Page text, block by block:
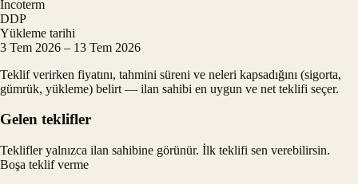
Incoterm
DDP
Yükleme tarihi
3 Tem 2026 – 13 Tem 2026
Teklif verirken fiyatını, tahmini süreni ve neleri kapsadığını (sigorta,
gümrük, yükleme) belirt — ilan sahibi en uygun ve net teklifi seçer.
Gelen teklifler
Teklifler yalnızca ilan sahibine görünür. İlk teklifi sen verebilirsin.
Boşa teklif verme